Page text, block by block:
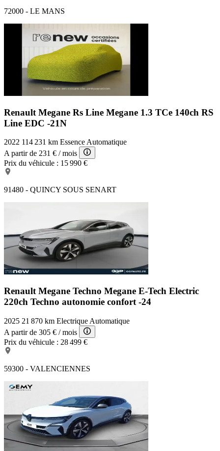
72000 - LE MANS
Renault Megane Rs Line Megane 1.3 TCe 140ch RS
Line EDC -21N
2022 114 231 km Essence Automatique
A partir de 231 € / mois
Prix du véhicule : 15 990 €
91480 - QUINCY SOUS SENART
Renault Megane Techno Megane E-Tech Electric
220ch Techno autonomie confort -24
2025 21 870 km Electrique Automatique
A partir de 305 € / mois
Prix du véhicule : 28 499 €
59300 - VALENCIENNES